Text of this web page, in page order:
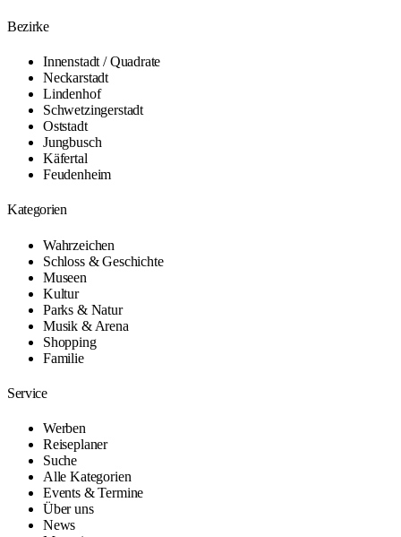
Bezirke
Innenstadt / Quadrate
Neckarstadt
Lindenhof
Schwetzingerstadt
Oststadt
Jungbusch
Käfertal
Feudenheim
Kategorien
Wahrzeichen
Schloss & Geschichte
Museen
Kultur
Parks & Natur
Musik & Arena
Shopping
Familie
Service
Werben
Reiseplaner
Suche
Alle Kategorien
Events & Termine
Über uns
News